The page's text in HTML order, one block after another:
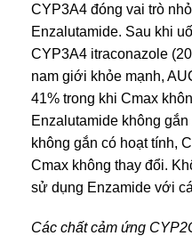
CYP3A4 đóng vai trò
Enzalutamide. Sau khi
CYP3A4 itraconazole
nam giới khỏe mạnh,
41% trong khi Cmax
Enzalutamide không
không gắn có hoạt tính,
Cmax không thay đổi.
sử dụng Enzamide với
Các chất cảm ứng